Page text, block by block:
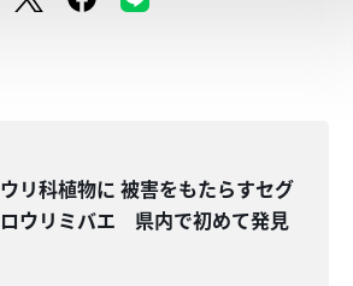
ウリ科植物に 被害をもたらすセグ
ロウリミバエ 県内で初めて発見